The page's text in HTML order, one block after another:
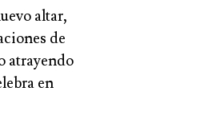
altar,
de
atrayendo
en